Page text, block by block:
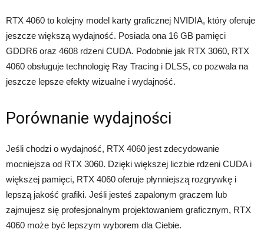
RTX 4060 to kolejny model karty graficznej NVIDIA, który oferuje
jeszcze większą wydajność. Posiada ona 16 GB pamięci
GDDR6 oraz 4608 rdzeni CUDA. Podobnie jak RTX 3060, RTX
4060 obsługuje technologię Ray Tracing i DLSS, co pozwala na
jeszcze lepsze efekty wizualne i wydajność.
Porównanie wydajności
Jeśli chodzi o wydajność, RTX 4060 jest zdecydowanie
mocniejsza od RTX 3060. Dzięki większej liczbie rdzeni CUDA i
większej pamięci, RTX 4060 oferuje płynniejszą rozgrywkę i
lepszą jakość grafiki. Jeśli jesteś zapalonym graczem lub
zajmujesz się profesjonalnym projektowaniem graficznym, RTX
4060 może być lepszym wyborem dla Ciebie.